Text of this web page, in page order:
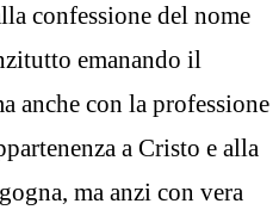
confessione del nome
emanando il
anche con la professione
a Cristo e alla
ma anzi con vera